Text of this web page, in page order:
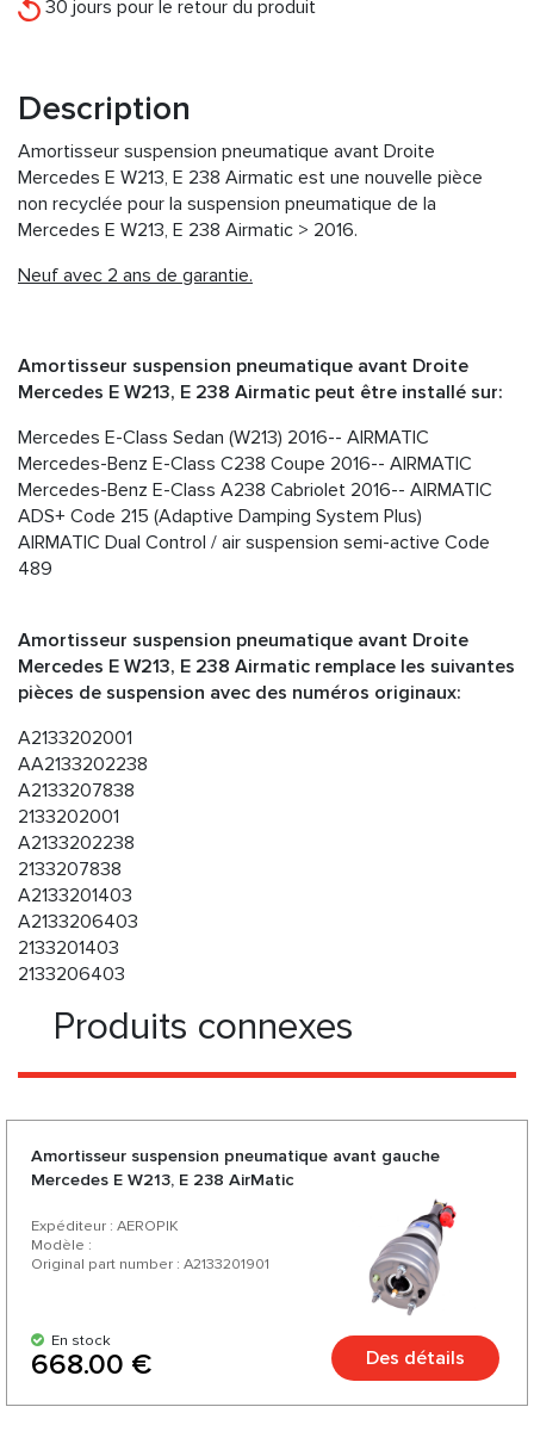
30 jours pour le retour du produit
Description
Amortisseur suspension pneumatique avant Droite
Mercedes E W213, E 238 Airmatic est une nouvelle pièce
non recyclée pour la suspension pneumatique de la
Mercedes E W213, E 238 Airmatic > 2016.
Neuf avec 2 ans de garantie.
Amortisseur suspension pneumatique avant Droite
Mercedes E W213, E 238 Airmatic peut être installé sur:
Mercedes E-Class Sedan (W213) 2016-- AIRMATIC
Mercedes-Benz E-Class C238 Coupe 2016-- AIRMATIC
Mercedes-Benz E-Class A238 Cabriolet 2016-- AIRMATIC
ADS+ Code 215 (Adaptive Damping System Plus)
AIRMATIC Dual Control / air suspension semi-active Code
489
Amortisseur suspension pneumatique avant Droite
Mercedes E W213, E 238 Airmatic remplace les suivantes
pièces de suspension avec des numéros originaux:
A2133202001
AA2133202238
A2133207838
2133202001
A2133202238
2133207838
A2133201403
A2133206403
2133201403
2133206403
Produits connexes
Amortisseur suspension pneumatique avant gauche
Mercedes E W213, E 238 AirMatic
Expéditeur : AEROPIK
Modèle :
Original part number : A2133201901
En stock
668.00 € Des détails